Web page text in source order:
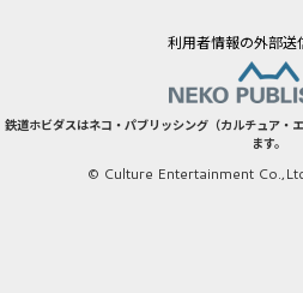
利用者情報の外部送
鉄道ホビダスはネコ・パブリッシング（カルチュア・
ます。
© Culture Entertainment